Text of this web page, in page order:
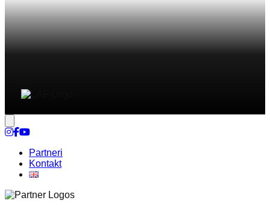
Nastavenia cookies
Partneri
Kontakt